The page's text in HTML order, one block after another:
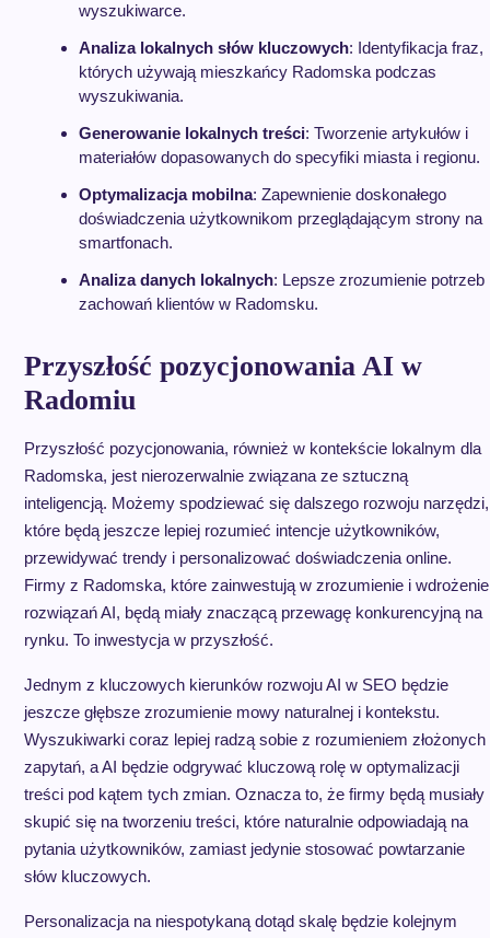
wyszukiwarce.
Analiza lokalnych słów kluczowych: Identyfikacja fraz,
których używają mieszkańcy Radomska podczas
wyszukiwania.
Generowanie lokalnych treści: Tworzenie artykułów i
materiałów dopasowanych do specyfiki miasta i regionu.
Optymalizacja mobilna: Zapewnienie doskonałego
doświadczenia użytkownikom przeglądającym strony na
smartfonach.
Analiza danych lokalnych: Lepsze zrozumienie potrzeb
zachowań klientów w Radomsku.
Przyszłość pozycjonowania AI w
Radomiu
Przyszłość pozycjonowania, również w kontekście lokalnym dla
Radomska, jest nierozerwalnie związana ze sztuczną
inteligencją. Możemy spodziewać się dalszego rozwoju narzędzi,
które będą jeszcze lepiej rozumieć intencje użytkowników,
przewidywać trendy i personalizować doświadczenia online.
Firmy z Radomska, które zainwestują w zrozumienie i wdrożenie
rozwiązań AI, będą miały znaczącą przewagę konkurencyjną na
rynku. To inwestycja w przyszłość.
Jednym z kluczowych kierunków rozwoju AI w SEO będzie
jeszcze głębsze zrozumienie mowy naturalnej i kontekstu.
Wyszukiwarki coraz lepiej radzą sobie z rozumieniem złożonych
zapytań, a AI będzie odgrywać kluczową rolę w optymalizacji
treści pod kątem tych zmian. Oznacza to, że firmy będą musiały
skupić się na tworzeniu treści, które naturalnie odpowiadają na
pytania użytkowników, zamiast jedynie stosować powtarzanie
słów kluczowych.
Personalizacja na niespotykaną dotąd skalę będzie kolejnym